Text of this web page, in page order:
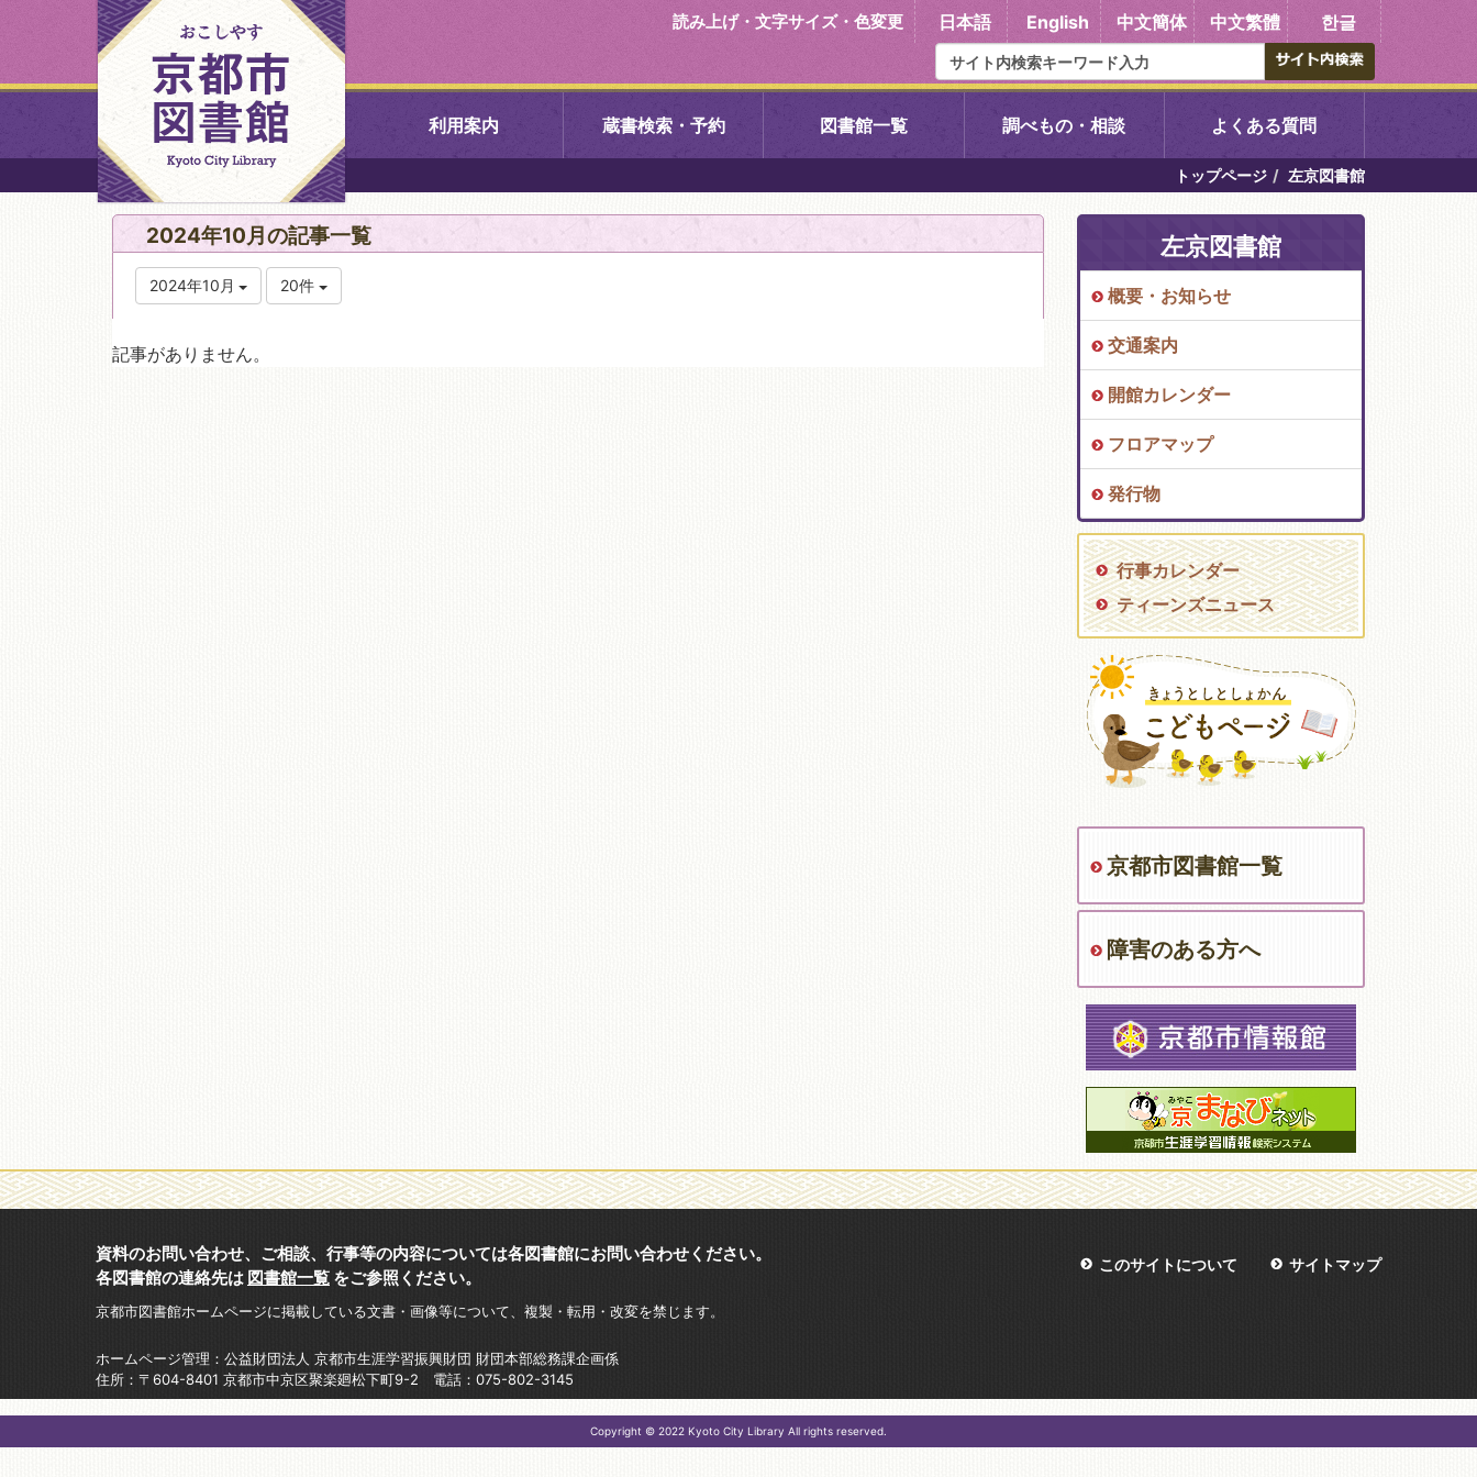
読み上げ・文字サイズ・色変更 日本語 English 中文簡体 中文繁體 한글
利用案内 蔵書検索・予約 図書館一覧
中央図書館 右京中央図書館 伏見中央図書館 醍醐中央図書館
北図書館 左京図書館 岩倉図書館 東山図書館
吉祥院図書館
向島図書館
こどもみらい館子育て図
コミュニティプラザ深草
図書館
調べもの・相談 よくある質問
トップページ 左京図書館
2024年10月の記事一覧
2024年10月 20件
記事がありません。
左京図書館
概要・お知らせ
交通案内
開館カレンダー
フロアマップ
発行物
行事カレンダー
ティーンズニュース
京都市図書館一覧
障害のある方へ
このサイトについて サイトマップ
資料のお問い合わせ、ご相談、行事等の内容については各図書館にお問い合わせください。
各図書館の連絡先は 図書館一覧 をご参照ください。
京都市図書館ホームページに掲載している文書・画像等について、複製・転用・改変を禁じます。
ホームページ管理：公益財団法人 京都市生涯学習振興財団 財団本部総務課企画係
住所：〒604-8401 京都市中京区聚楽廻松下町9-2 電話：075-802-3145
Copyright © 2022 Kyoto City Library All rights reserved.